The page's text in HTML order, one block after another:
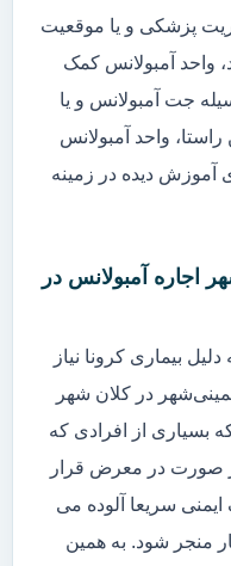
پزشکی و یا موقعیت
واحد آمبولانس کمک
جت آمبولانس و یا
واحد آمبولانس
آموزش دیده در زمینه
اجاره آمبولانس در
بیماری کرونا نیاز
در کلان شهر
بسیاری از افرادی که
صورت در معرض قرار
سریعا آلوده می
منجر شود. به همین